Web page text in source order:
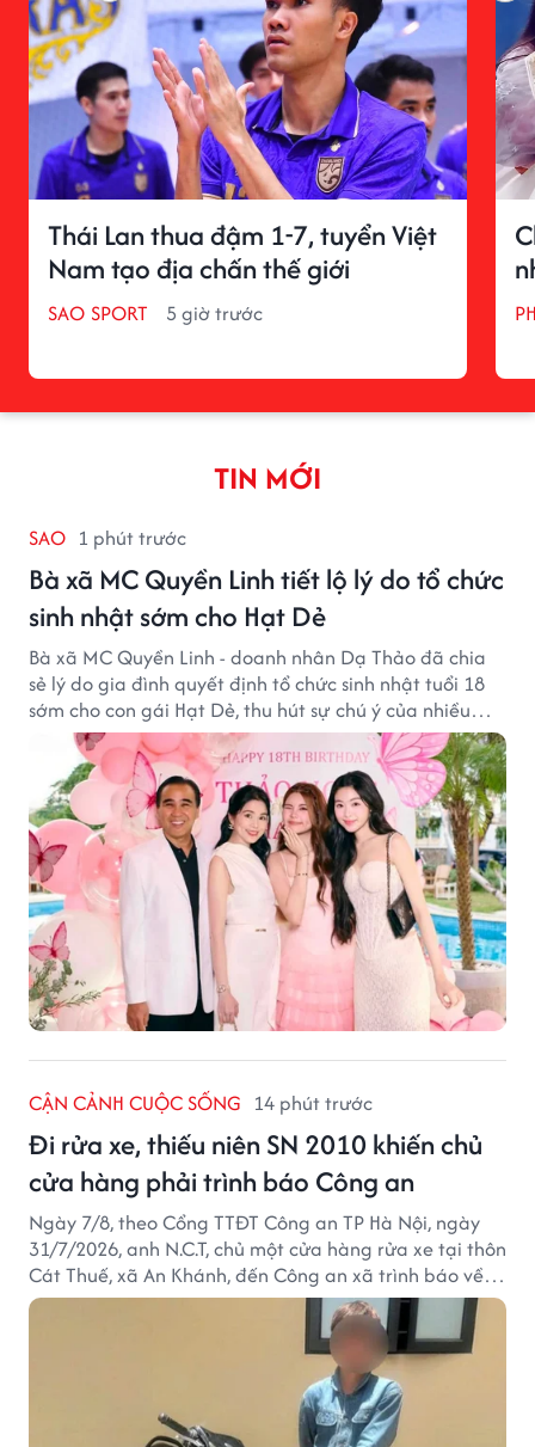
Thái Lan thua đậm 1-7, tuyển Việt
Nam tạo địa chấn thế giới
SAO SPORT 5 giờ trước
TIN MỚI
SAO 1 phút trước
Bà xã MC Quyền Linh tiết lộ lý do tổ chức
sinh nhật sớm cho Hạt Dẻ
Bà xã MC Quyền Linh - doanh nhân Dạ Thảo đã chia
sẻ lý do gia đình quyết định tổ chức sinh nhật tuổi 18
sớm cho con gái Hạt Dẻ, thu hút sự chú ý của nhiều
người hâm mộ.
CẬN CẢNH CUỘC SỐNG 14 phút trước
Đi rửa xe, thiếu niên SN 2010 khiến chủ
cửa hàng phải trình báo Công an
Ngày 7/8, theo Cổng TTĐT Công an TP Hà Nội, ngày
31/7/2026, anh N.C.T, chủ một cửa hàng rửa xe tại thôn
Cát Thuế, xã An Khánh, đến Công an xã trình báo về
việc bị mất trộm chiếc xe máy Honda Wave. Trong cốp
xe còn có nhiều giấy tờ cá nhân và khoảng 1,2 triệu